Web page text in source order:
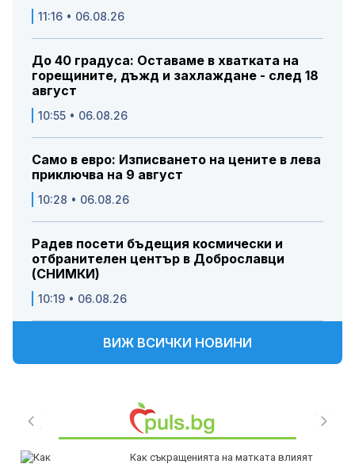
11:16 • 06.08.26
До 40 градуса: Оставаме в хватката на
горещините, дъжд и захлаждане - след 18
август
10:55 • 06.08.26
Само в евро: Изписването на цените в лева
приключва на 9 август
10:28 • 06.08.26
Радев посети бъдещия космически и
отбранителен център в Доброславци
(СНИМКИ)
10:19 • 06.08.26
ВИЖ ВСИЧКИ НОВИНИ
Как съкращенията на матката влияят